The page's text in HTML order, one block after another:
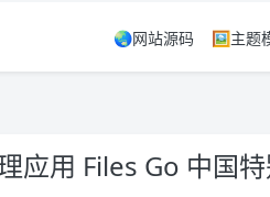
🌏网站源码 🖼️主题
应用 Files Go 中国